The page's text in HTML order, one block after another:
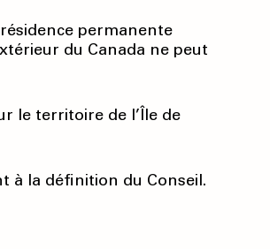
permanente
du Canada ne peut
le territoire de l’Île de
à la définition du Conseil.